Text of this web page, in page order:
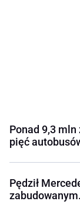
Ponad 9,3 mln
pięć
Pędził